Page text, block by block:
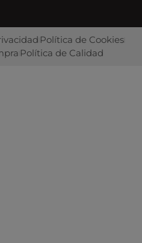
Política de Cookies
Política de Calidad